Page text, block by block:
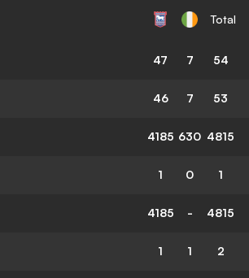
Total
47 7 54
46 7 53
4185 630 4815
1 0 1
4185 - 4815
1 1 2